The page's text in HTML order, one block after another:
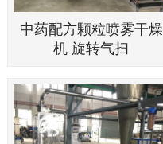
中药配方颗粒喷雾干燥
机 旋转气扫